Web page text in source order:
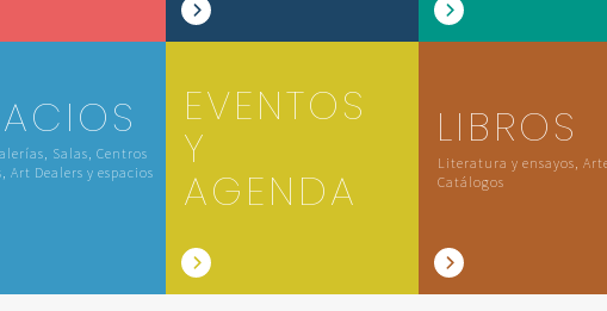
Salas, Centros
Art Dealers y espacios
EVENTOS
Y
AGENDA
LIBROS
Literatura y ensayos,
Catálogos